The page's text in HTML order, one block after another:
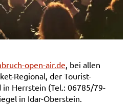
open-air.de , bei allen
Regional, der Tourist-
Herrstein (Tel.: 06785/79-
in Idar-Oberstein.